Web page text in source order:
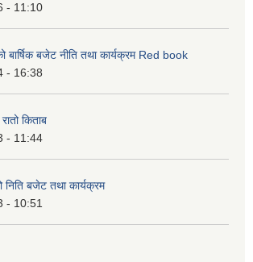
- 11:10
बजेट नीति तथा कार्यक्रम Red book
- 16:38
किताब
- 11:44
बजेट तथा कार्यक्रम
- 10:51